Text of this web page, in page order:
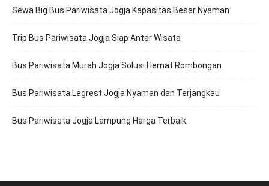
Sewa Big Bus Pariwisata Jogja Kapasitas Besar Nyaman
Trip Bus Pariwisata Jogja Siap Antar Wisata
Bus Pariwisata Murah Jogja Solusi Hemat Rombongan
Bus Pariwisata Legrest Jogja Nyaman dan Terjangkau
Bus Pariwisata Jogja Lampung Harga Terbaik